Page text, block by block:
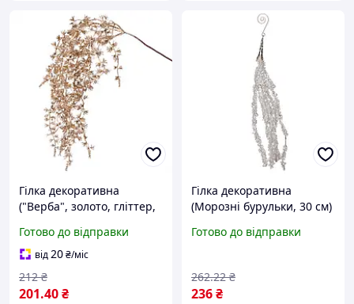
Гілка декоративна
("Верба", золото, гліттер,
Готово до відправки
від20₴/міс
201.40₴
212 ₴
Гілка декоративна
(Морозні бурульки, 30 см)
Готово до відправки
236₴
262.22 ₴